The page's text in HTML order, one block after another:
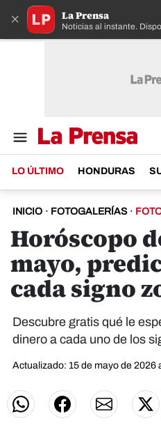
× La Prensa
Noticias al instante.
LO ÚLTIMO HONDURAS
INICIO · FOTOGALERÍAS ·
Horóscopo
mayo,
cada signo
Descubre gratis qué le
dinero a cada uno de los
Actualizado: 15 de mayo de 2026